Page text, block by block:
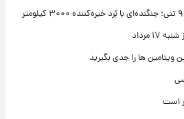
مرداد
ویتامین ها را جدی بگیرید
است